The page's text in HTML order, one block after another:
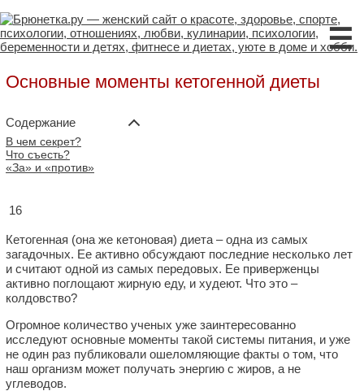
☰
Основные моменты кетогенной диеты
Содержание
В чем секрет?
Что съесть?
«За» и «против»
16
Кетогенная (она же кетоновая) диета – одна из самых
загадочных. Ее активно обсуждают последние несколько лет
и считают одной из самых передовых. Ее приверженцы
активно поглощают жирную еду, и худеют. Что это –
колдовство?
Огромное количество ученых уже заинтересованно
исследуют основные моменты такой системы питания, и уже
не один раз публиковали ошеломляющие факты о том, что
наш организм может получать энергию с жиров, а не
углеводов.